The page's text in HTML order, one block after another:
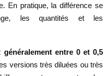
En pratique, la différence se
les quantités et les
entre 0 et 0,5
versions très diluées ou très